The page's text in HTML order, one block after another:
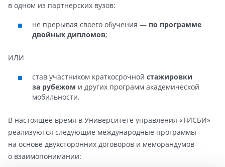
в одном из партнерских вузов:
не прерывая своего обучения — по программе
двойных дипломов;
ИЛИ
став участником краткосрочной стажировки
за рубежом и других программ академической
мобильности.
В настоящее время в Университете управления «ТИСБИ»
реализуются следующие международные программы
на основе двухсторонних договоров и меморандумов
о взаимопонимании: